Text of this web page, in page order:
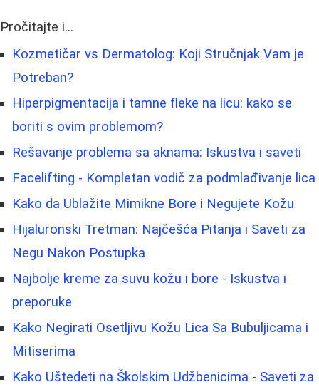
Pročitajte i...
Kozmetičar vs Dermatolog: Koji Stručnjak Vam je
Potreban?
Hiperpigmentacija i tamne fleke na licu: kako se
boriti s ovim problemom?
Rešavanje problema sa aknama: Iskustva i saveti
Facelifting - Kompletan vodič za podmlađivanje lica
Kako da Ublažite Mimikne Bore i Negujete Kožu
Hijaluronski Tretman: Najčešća Pitanja i Saveti za
Negu Nakon Postupka
Najbolje kreme za suvu kožu i bore - Iskustva i
preporuke
Kako Negirati Osetljivu Kožu Lica Sa Bubuljicama i
Mitiserima
Kako Uštedeti na Školskim Udžbenicima - Saveti za